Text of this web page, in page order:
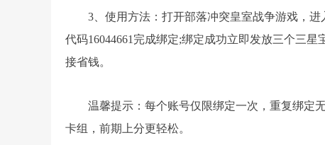
3、使用方法：打开部落冲突皇室战争游戏，
代码16044661完成绑定;绑定成功立即发放三个三
接省钱。
温馨提示：每个账号仅限绑定一次，重复绑定
卡组，前期上分更轻松。